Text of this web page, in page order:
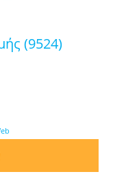
(9524)